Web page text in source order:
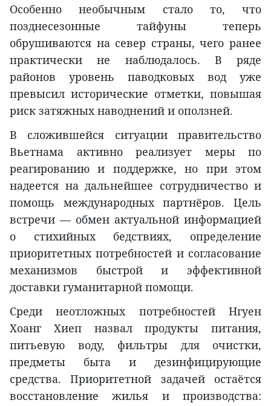
Особенно необычным стало то, что
позднесезонные тайфуны теперь
обрушиваются на север страны, чего ранее
практически не наблюдалось. В ряде
районов уровень паводковых вод уже
превысил исторические отметки, повышая
риск затяжных наводнений и оползней.
В сложившейся ситуации правительство
Вьетнама активно реализует меры по
реагированию и поддержке, но при этом
надеется на дальнейшее сотрудничество и
помощь международных партнёров. Цель
встречи — обмен актуальной информацией
о стихийных бедствиях, определение
приоритетных потребностей и согласование
механизмов быстрой и эффективной
доставки гуманитарной помощи.
Среди неотложных потребностей Нгуен
Хоанг Хиеп назвал продукты питания,
питьевую воду, фильтры для очистки,
предметы быта и дезинфицирующие
средства. Приоритетной задачей остаётся
восстановление жилья и производства: